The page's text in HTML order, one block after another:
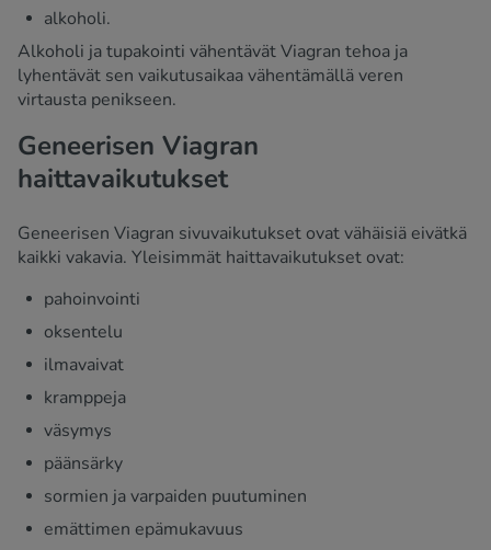
alkoholi.
Alkoholi ja tupakointi vähentävät Viagran tehoa ja
lyhentävät sen vaikutusaikaa vähentämällä veren
virtausta penikseen.
Geneerisen Viagran
haittavaikutukset
Geneerisen Viagran sivuvaikutukset ovat vähäisiä eivätkä
kaikki vakavia. Yleisimmät haittavaikutukset ovat:
pahoinvointi
oksentelu
ilmavaivat
kramppeja
väsymys
päänsärky
sormien ja varpaiden puutuminen
emättimen epämukavuus